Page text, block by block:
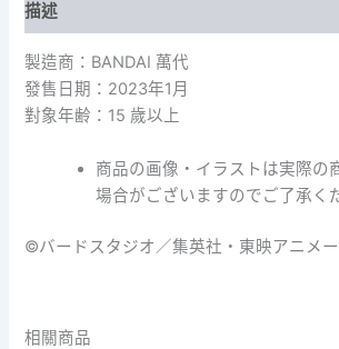
描述
製造商：BANDAI 萬代
發售日期：2023年1月
對象年齢：15 歲以上
商品の画像・イラストは実際の
場合がございますのでご了承く
©バードスタジオ／集英社・東映アニメ
相關商品